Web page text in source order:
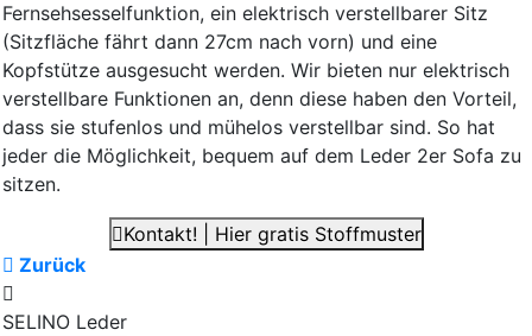
Fernsehsesselfunktion, ein elektrisch verstellbarer Sitz
(Sitzfläche fährt dann 27cm nach vorn) und eine
Kopfstütze ausgesucht werden. Wir bieten nur elektrisch
verstellbare Funktionen an, denn diese haben den Vorteil,
dass sie stufenlos und mühelos verstellbar sind. So hat
jeder die Möglichkeit, bequem auf dem Leder 2er Sofa zu
sitzen.
Kontakt! | Hier gratis Stoffmuster
Zurück
SELINO Leder